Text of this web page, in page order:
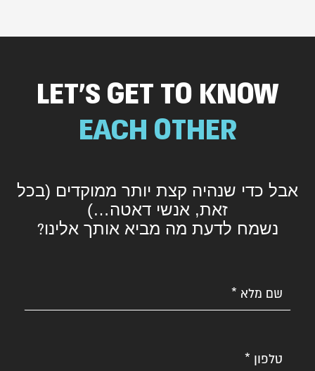
LET’S GET TO KNOW
EACH OTHER
אבל כדי שנהיה קצת יותר ממוקדים (בכל
זאת, אנשי דאטה…)
נשמח לדעת מה מביא אותך אלינו?